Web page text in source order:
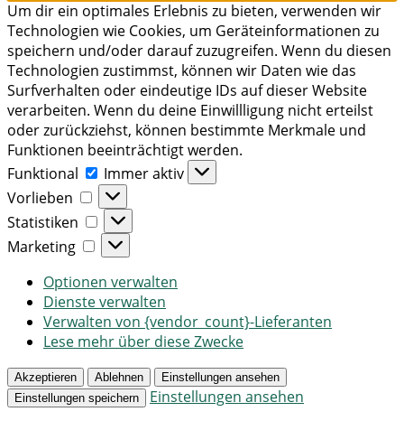
Um dir ein optimales Erlebnis zu bieten, verwenden wir
Technologien wie Cookies, um Geräteinformationen zu
speichern und/oder darauf zuzugreifen. Wenn du diesen
Technologien zustimmst, können wir Daten wie das
Surfverhalten oder eindeutige IDs auf dieser Website
verarbeiten. Wenn du deine Einwillligung nicht erteilst
oder zurückziehst, können bestimmte Merkmale und
Funktionen beeinträchtigt werden.
Funktional
Funktional
Immer aktiv
Vorlieben
Vorlieben
Statistiken
Statistiken
Marketing
Marketing
Optionen verwalten
Dienste verwalten
Verwalten von {vendor_count}-Lieferanten
Lese mehr über diese Zwecke
Akzeptieren Ablehnen
Einstellungen ansehen
Einstellungen speichern
Einstellungen ansehen